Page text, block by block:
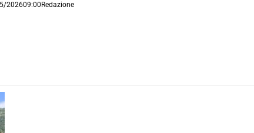
202609:00 Redazione